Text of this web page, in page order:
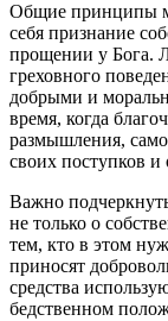
Общие принципы
себя признание
прощении у Бога.
греховного
добрыми и
время, когда
размышления,
своих поступков
Важно
не только о
тем, кто в этом
приносят
средства
бедственном